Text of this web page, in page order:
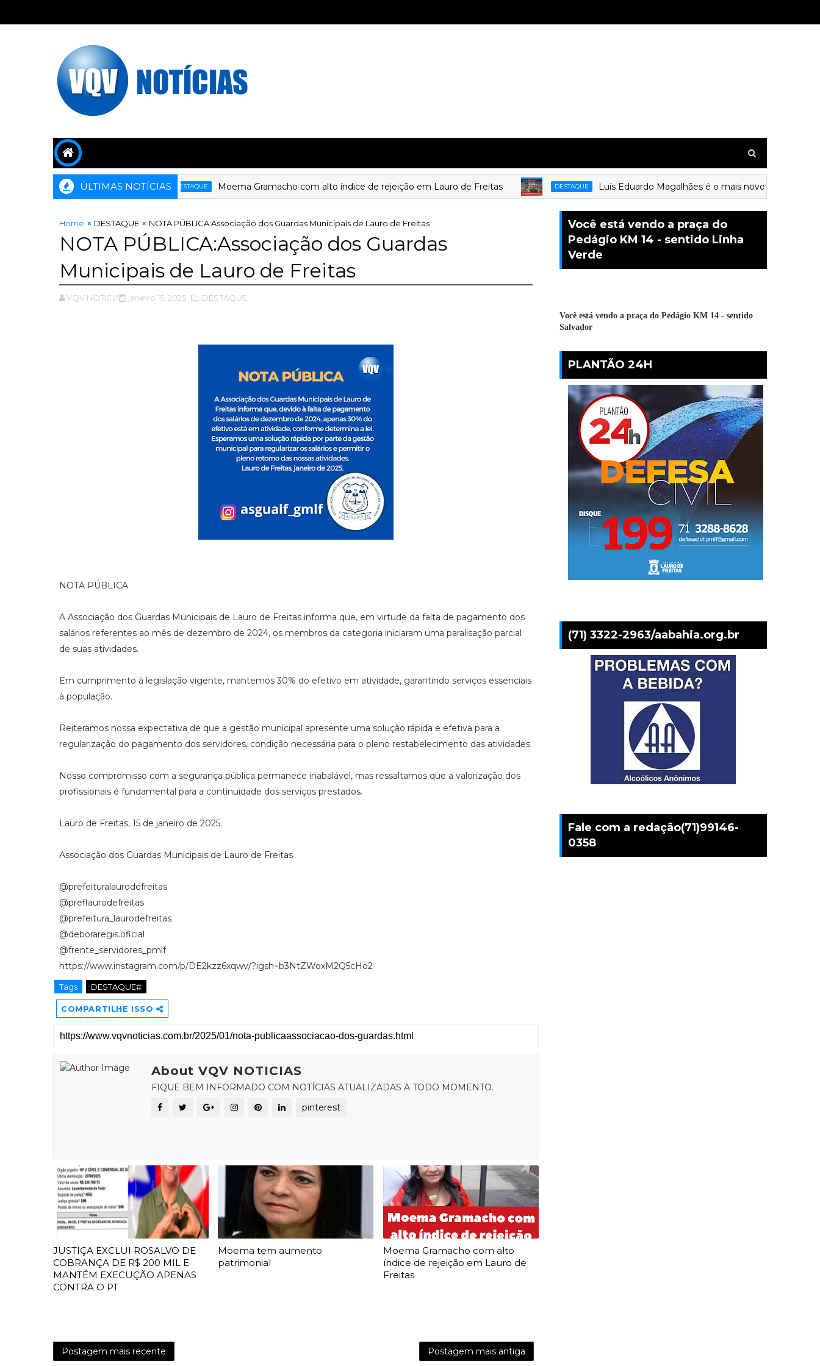
ÚLTIMAS NOTÍCIASDESTAQUE Moema Gramacho com alto índice de rejeição em Lauro de Freitas DESTAQUE Luís Eduardo Magalhães é o mais novo município a
Home DESTAQUE NOTA PÚBLICA:Associação dos Guardas Municipais de Lauro de Freitas
NOTA PÚBLICA:Associação dos Guardas
Municipais de Lauro de Freitas
VQV NOTICIAS janeiro 15, 2025 ,DESTAQUE
NOTA PÚBLICA
A Associação dos Guardas Municipais de Lauro de Freitas informa que, em virtude da falta de pagamento dos
salários referentes ao mês de dezembro de 2024, os membros da categoria iniciaram uma paralisação parcial
de suas atividades.
Em cumprimento à legislação vigente, mantemos 30% do efetivo em atividade, garantindo serviços essenciais
à população.
Reiteramos nossa expectativa de que a gestão municipal apresente uma solução rápida e efetiva para a
regularização do pagamento dos servidores, condição necessária para o pleno restabelecimento das atividades.
Nosso compromisso com a segurança pública permanece inabalável, mas ressaltamos que a valorização dos
profissionais é fundamental para a continuidade dos serviços prestados.
Lauro de Freitas, 15 de janeiro de 2025.
Associação dos Guardas Municipais de Lauro de Freitas
@prefeituralaurodefreitas
@preflaurodefreitas
@prefeitura_laurodefreitas
@deboraregis.oficial
@frente_servidores_pmlf
https://www.instagram.com/p/DE2kzz6xqwv/?igsh=b3NtZWoxM2Q5cHo2
Tags DESTAQUE#
COMPARTILHE ISSO
About VQV NOTICIAS
FIQUE BEM INFORMADO COM NOTÍCIAS ATUALIZADAS A TODO MOMENTO.
pinterest
JUSTIÇA EXCLUI ROSALVO DE
COBRANÇA DE R$ 200 MIL E
MANTÉM EXECUÇÃO APENAS
CONTRA O PT
Moema tem aumento
patrimonial
Moema Gramacho com alto
índice de rejeição em Lauro de
Freitas
Postagem mais recente Postagem mais antiga
Você está vendo a praça do
Pedágio KM 14 - sentido Linha
Verde
Você está vendo a praça do Pedágio KM 14 - sentido
Salvador
PLANTÃO 24H
(71) 3322-2963/aabahia.org.br
Fale com a redação(71)99146-
0358